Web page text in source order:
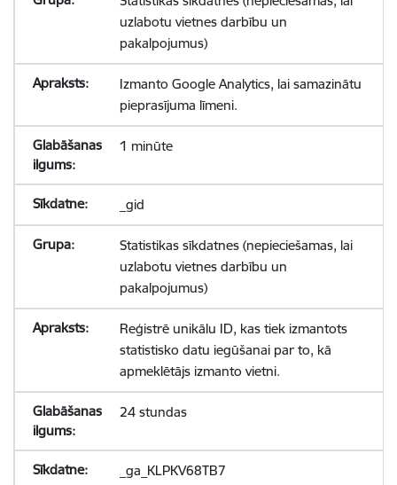
uzlabotu vietnes darbību un
pakalpojumus)
Izmanto Google Analytics, lai samazinātu
pieprasījuma līmeni.
1 minūte
_gid
Statistikas sīkdatnes (nepieciešamas, lai
uzlabotu vietnes darbību un
pakalpojumus)
Reģistrē unikālu ID, kas tiek izmantots
statistisko datu iegūšanai par to, kā
apmeklētājs izmanto vietni.
24 stundas
_ga_KLPKV68TB7